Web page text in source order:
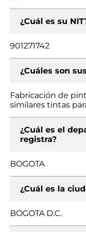
¿Cuál es su
901271742
¿Cuáles son
Fabricación de
similares tintas
¿Cuál es el
registra?
BOGOTA
¿Cuál es la
BOGOTA D.C.